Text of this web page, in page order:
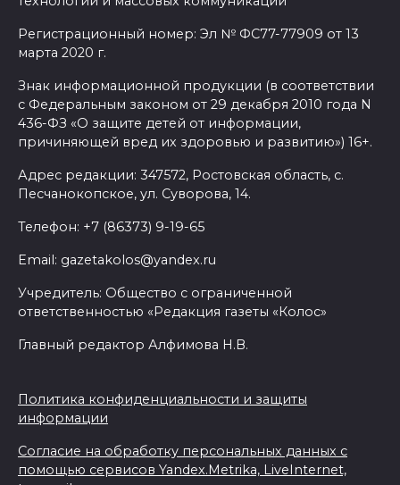
Регистрационный номер: Эл № ФС77-77909 от 13
марта 2020 г.
Знак информационной продукции (в соответствии
с Федеральным законом от 29 декабря 2010 года N
436-ФЗ «О защите детей от информации,
причиняющей вред их здоровью и развитию») 16+.
Адрес редакции: 347572, Ростовская область, с.
Песчанокопское, ул. Суворова, 14.
Телефон: +7 (86373) 9-19-65
Email: gazetakolos@yandex.ru
Учредитель: Общество с ограниченной
ответственностью «Редакция газеты «Колос»
Главный редактор Алфимова Н.В.
Политика конфиденциальности и защиты
информации
Согласие на обработку персональных данных с
помощью сервисов Yandex.Metrika, LiveInternet,